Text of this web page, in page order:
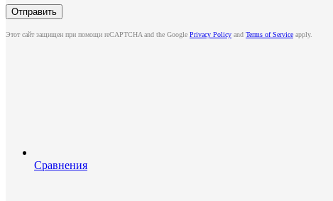
Этот сайт защищен при помощи reCAPTCHA and the Google Privacy Policy and Terms of Service apply.
Сравнения